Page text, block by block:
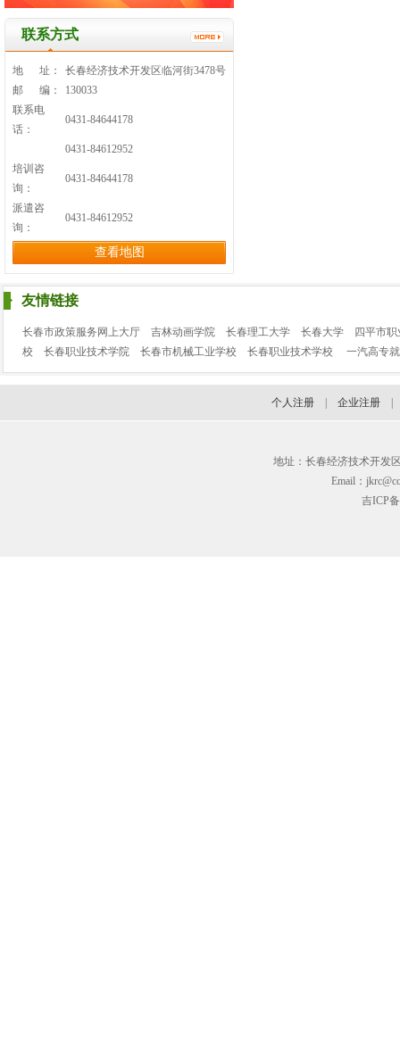
联系方式
地 址：
长春经济技术开发区临河街3478号
邮 编：
130033
联系电
话：
0431-84644178
0431-84612952
培训咨
询：
0431-84644178
派遣咨
询：
0431-84612952
查看地图
诚聘：暖通维修、综合服务
诚聘：
收派员
诚聘：生产车间操作工（残
丝路花雨（四川）供应链
销售人员
友情链接
长春市政策服务网上大厅 吉林动画学院 长春理工大学 长春大学
四平市
校
长春职业技术学院 长春市机械工业学校 长春职业技术学校 一汽高专
个人注册 企业注册
地址：长春经济技术开发
Email：
吉ICP